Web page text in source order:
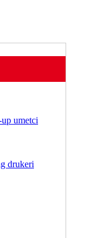
umetci
drukeri